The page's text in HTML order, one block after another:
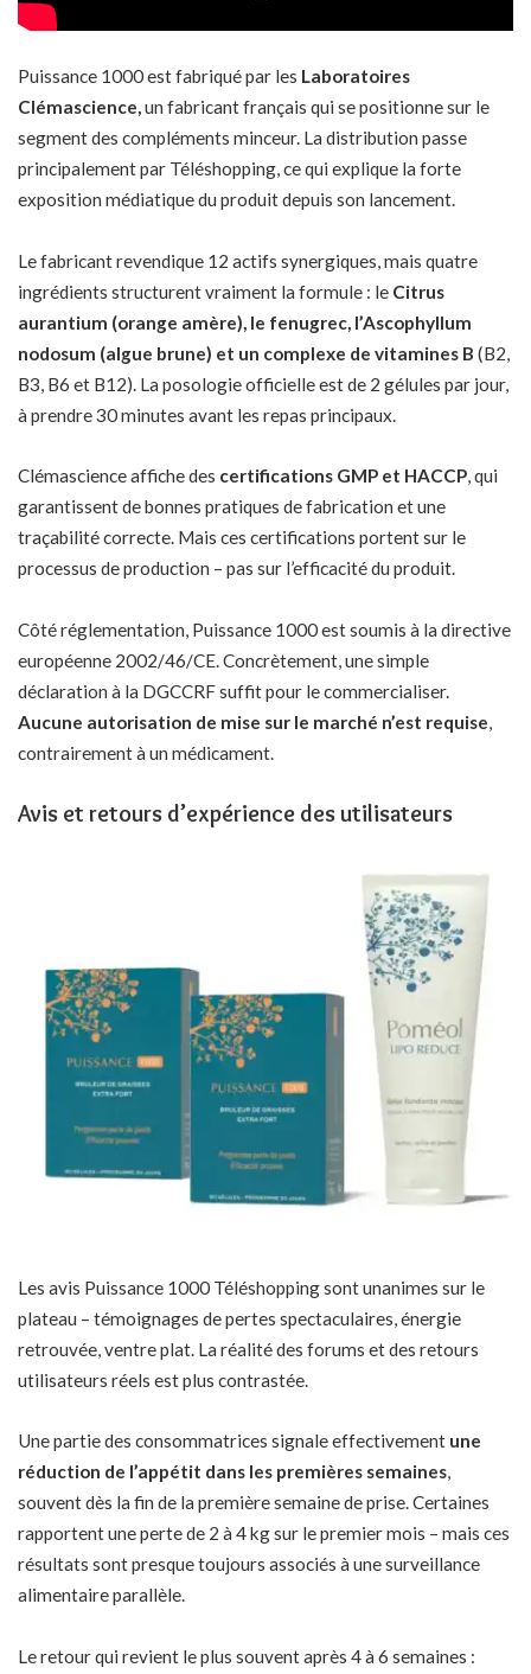
Puissance 1000 est fabriqué par les Laboratoires
Clémascience,un fabricant français qui se positionne sur le
segment des compléments minceur. La distribution passe
principalement par Téléshopping, ce qui explique la forte
exposition médiatique du produit depuis son lancement.
Le fabricant revendique 12 actifs synergiques, mais quatre
ingrédients structurent vraiment la formule : le Citrus
aurantium (orange amère), le fenugrec, l’Ascophyllum
nodosum (algue brune) et un complexe de vitamines B (B2,
B3, B6 et B12). La posologie officielle est de 2 gélules par jour,
à prendre 30 minutes avant les repas principaux.
Clémascience affiche des certifications GMP et HACCP, qui
garantissent de bonnes pratiques de fabrication et une
traçabilité correcte. Mais ces certifications portent sur le
processus de production – pas sur l’efficacité du produit.
Côté réglementation, Puissance 1000 est soumis à la directive
européenne 2002/46/CE. Concrètement, une simple
déclaration à la DGCCRF suffit pour le commercialiser.
Aucune autorisation de mise sur le marché n’est requise,
contrairement à un médicament.
Avis et retours d’expérience des utilisateurs
Les avis Puissance 1000 Téléshopping sont unanimes sur le
plateau – témoignages de pertes spectaculaires, énergie
retrouvée, ventre plat. La réalité des forums et des retours
utilisateurs réels est plus contrastée.
Une partie des consommatrices signale effectivement une
réduction de l’appétit dans les premières semaines,
souvent dès la fin de la première semaine de prise. Certaines
rapportent une perte de 2 à 4 kg sur le premier mois – mais ces
résultats sont presque toujours associés à une surveillance
alimentaire parallèle.
Le retour qui revient le plus souvent après 4 à 6 semaines :